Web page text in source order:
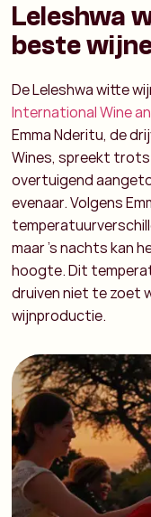
Leleshwa
beste
De Leleshwa witte
International Wine
Emma Nderitu, de
Wines, spreekt trots
overtuigend
evenaar. Volgens
maar 's nachts kan
hoogte. Dit
druiven niet te zoet
wijnproductie.